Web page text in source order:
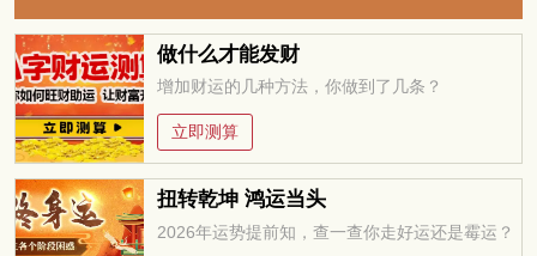
做什么才能发财
增加财运的几种方法，你做到了几条？
立即测算
扭转乾坤 鸿运当头
2026年运势提前知，查一查你走好运还是霉运？